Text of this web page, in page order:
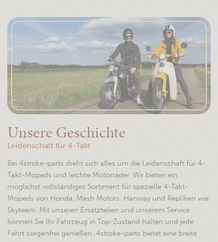
Unsere Geschichte
Leidenschaft für 4-Takt
Bei 4stroke-parts dreht sich alles um die Leidenschaft für 4-
Takt-Mopeds und leichte Motorräder. Wir bieten ein
möglichst vollständiges Sortiment für spezielle 4-Takt-
Mopeds von Honda, Mash Motors, Hanway und Repliken wie
Skyteam. Mit unseren Ersatzteilen und unserem Service
können Sie Ihr Fahrzeug in Top-Zustand halten und jede
Fahrt sorgenfrei genießen. 4stroke-parts bietet eine breite